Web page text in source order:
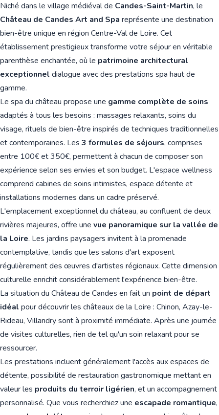
Niché dans le village médiéval de Candes-Saint-Martin, le
Château de Candes Art and Spa représente une destination
bien-être unique en région Centre-Val de Loire. Cet
établissement prestigieux transforme votre séjour en véritable
parenthèse enchantée, où le patrimoine architectural
exceptionnel dialogue avec des prestations spa haut de
gamme.
Le spa du château propose une gamme complète de soins
adaptés à tous les besoins : massages relaxants, soins du
visage, rituels de bien-être inspirés de techniques traditionnelles
et contemporaines. Les 3 formules de séjours, comprises
entre 100€ et 350€, permettent à chacun de composer son
expérience selon ses envies et son budget. L'espace wellness
comprend cabines de soins intimistes, espace détente et
installations modernes dans un cadre préservé.
L'emplacement exceptionnel du château, au confluent de deux
rivières majeures, offre une vue panoramique sur la vallée de
la Loire. Les jardins paysagers invitent à la promenade
contemplative, tandis que les salons d'art exposent
régulièrement des œuvres d'artistes régionaux. Cette dimension
culturelle enrichit considérablement l'expérience bien-être.
La situation du Château de Candes en fait un point de départ
idéal pour découvrir les châteaux de la Loire : Chinon, Azay-le-
Rideau, Villandry sont à proximité immédiate. Après une journée
de visites culturelles, rien de tel qu'un soin relaxant pour se
ressourcer.
Les prestations incluent généralement l'accès aux espaces de
détente, possibilité de restauration gastronomique mettant en
valeur les produits du terroir ligérien, et un accompagnement
personnalisé. Que vous recherchiez une escapade romantique,